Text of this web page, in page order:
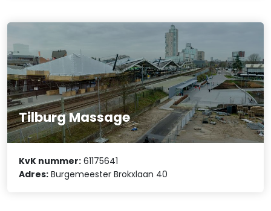
Tilburg Massage
KvK nummer: 61175641
Adres: Burgemeester Brokxlaan 40